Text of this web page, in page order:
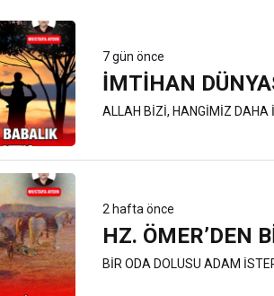
7 gün önce
İMTIHAN
ALLAH BİZİ, HANGİMİZ DAHA
2 hafta önce
HZ. ÖMER’DEN
BİR ODA DOLUSU ADAM